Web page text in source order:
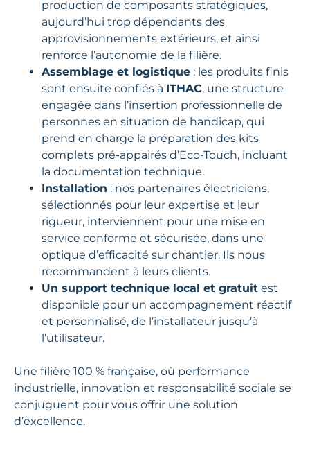
production de composants stratégiques,
aujourd’hui trop dépendants des
approvisionnements extérieurs, et ainsi
renforce l’autonomie de la filière.
Assemblage et logistique : les produits finis
sont ensuite confiés à ITHAC, une structure
engagée dans l’insertion professionnelle de
personnes en situation de handicap, qui
prend en charge la préparation des kits
complets pré-appairés d’Eco-Touch, incluant
la documentation technique.
Installation : nos partenaires électriciens,
sélectionnés pour leur expertise et leur
rigueur, interviennent pour une mise en
service conforme et sécurisée, dans une
optique d’efficacité sur chantier. Ils nous
recommandent à leurs clients.
Un support technique local et gratuit est
disponible pour un accompagnement réactif
et personnalisé, de l’installateur jusqu’à
l’utilisateur.
Une filière 100 % française, où performance
industrielle, innovation et responsabilité sociale se
conjuguent pour vous offrir une solution
d’excellence.